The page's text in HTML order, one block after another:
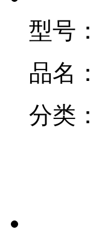
型号：
品名：
分类：